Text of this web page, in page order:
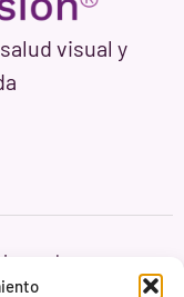
visual y
de uso